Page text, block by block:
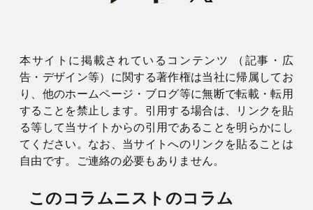
本サイトに掲載されているコンテンツ （記事・広
告・デザイン等）に関する著作権は当社に帰属してお
り、他のホームページ・ブログ等に無断で転載・転用
することを禁止します。引用する場合は、リンクを貼
る等して当サイトからの引用であることを明らかにし
てください。なお、当サイトへのリンクを貼ることは
自由です。ご連絡の必要もありません。
このコラムニストのコラム